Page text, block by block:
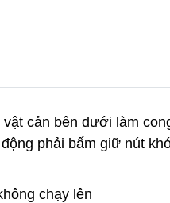
cản bên dưới làm
phải bấm giữ nút
chạy lên